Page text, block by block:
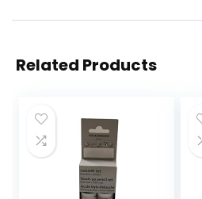
Related Products